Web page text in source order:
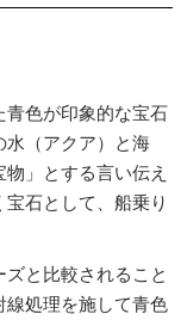
色が印象的な宝石
水（アクア）と海
」とする言い伝え
石として、船乗り
と比較されること
処理を施して青色